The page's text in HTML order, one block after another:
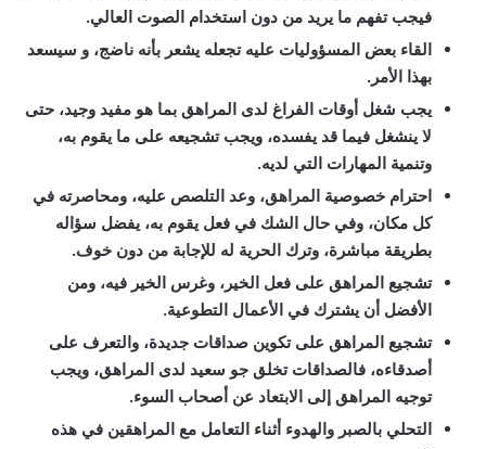
فيجب تفهم ما يريد من دون استخدام الصوت العالي.
القاء بعض المسؤوليات عليه تجعله يشعر بأنه ناضج، و سيسعد
بهذا الأمر.
يجب شغل أوقات الفراغ لدى المراهق بما هو مفيد وجيد، حتى
لا ينشغل فيما قد يفسده، ويجب تشجيعه على ما يقوم به،
وتنمية المهارات التي لديه.
احترام خصوصية المراهق، وعد التلصص عليه، ومحاصرته في
كل مكان، وفي حال الشك في فعل يقوم به، يفضل سؤاله
بطريقة مباشرة، وترك الحرية له للإجابة من دون خوف.
تشجيع المراهق على فعل الخير، وغرس الخير فيه، ومن
الأفضل أن يشترك في الأعمال التطوعية.
تشجيع المراهق على تكوين صداقات جديدة، والتعرف على
أصدقاءه، فالصداقات تخلق جو سعيد لدى المراهق، ويجب
توجيه المراهق إلى الابتعاد عن أصحاب السوء.
التحلي بالصبر والهدوء أثناء التعامل مع المراهقين في هذه